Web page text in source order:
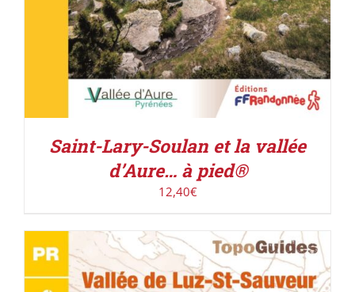
Saint-Lary-Soulan et la vallée
d’Aure… à pied®
12,40€